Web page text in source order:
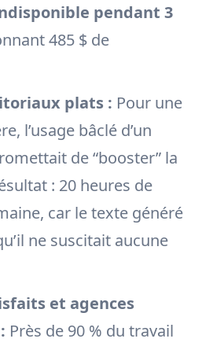
pendant 3
485 $ de
plats : Pour une
l’usage bâclé d’un
de “booster” la
: 20 heures de
car le texte généré
ne suscitait aucune
et agences
Près de 90 % du travail